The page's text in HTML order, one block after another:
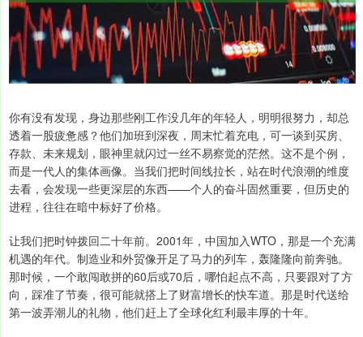
你有没有发现，身边那些刚工作没几年的年轻人，明明很努力，却总
透着一股疲惫感？他们加班到深夜，周末忙着充电，可一谈到买房、
存款、未来规划，眼神里就闪过一丝不易察觉的茫然。这不是个例，
而是一代人的集体画像。当我们把时间线拉长，站在时代浪潮的维度
去看，会发现一些更深层的东西——个人的奋斗固然重要，但历史的
进程，往往在暗中标好了价格。
让我们把时钟拨回二十年前。2001年，中国加入WTO，那是一个充满
机遇的年代。制造业和外贸像开足了马力的列车，轰隆隆向前奔驰。
那时候，一个敢闯敢拼的60后或70后，哪怕起点不高，只要跟对了方
向，踩准了节奏，很可能就搭上了财富增长的快车道。那是时代送给
第一波弄潮儿的礼物，他们赶上了全球化红利最丰厚的十年。